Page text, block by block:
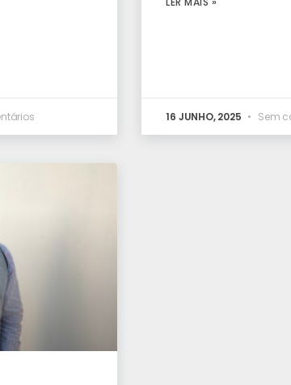
16 JUNHO, 2025 Sem